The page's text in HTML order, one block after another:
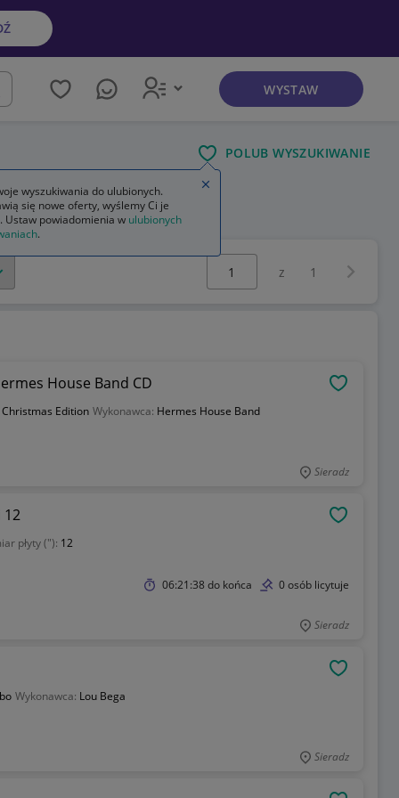
WYSTAW
POLUB WYSZUKIWANIE
Wybierz stronę:
z 1
House Band CD
Edition Wykonawca: Hermes House Band
Sieradz
12
płyty ("): 12
06:21:38 do końca 0 osób licytuje
Sieradz
Wykonawca: Lou Bega
Sieradz
wyszukiwania do ulubionych.
się nowe oferty, wyślemy Ci je
Ustaw powiadomienia w ulubionych
.
Zamknij wskazówkę